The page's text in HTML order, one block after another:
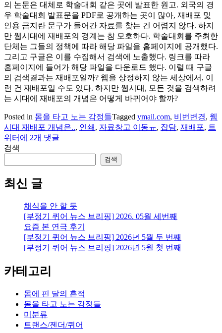
의 논문은 대체로 학술대회 같은 곳에 발표한 원고. 외국의 경
우 학술대회 발표문을 PDF로 공개하는 곳이 많아, 재배포 및
인용 금지란 문구가 들어간 자료를 찾는 건 어렵지 않다. 하지
만 웹시대에 재배포의 경계는 참 모호하다. 학술대회를 주최한
단체는 그들의 정책에 따라 해당 파일을 홈페이지에 공개했다.
그리고 구글은 이를 수집해서 검색에 노출했다. 링크를 따라
홈페이지에 들어가 해당 파일을 다운로드 했다. 이럴 때 구글
의 검색결과는 재배포일까? 웹을 상정하지 않는 세상에서, 이
런 건 재배포일 수도 있다. 하지만 웹시대, 모든 것을 검색하려
는 시대에 재배포의 개념은 어떻게 바뀌어야 할까?
Posted in 몸을 타고 노는 감정들Tagged ymail.com, 비번변경, 웹
시대 재배포 개념은.., 인쇄 , 자료창고 이동ㅠ, 잡담, 재배포, 트
위터 잡
번,
트
위
자
료
창
고
이
ymail,
쇄,
재
배
포
에 2개 댓글
검색
검색
최신 글
채식을 안 할 듯
[부정기 퀴어 뉴스 브리핑] 2026. 05월 세번째
요즘 본 연극 후기
[부정기 퀴어 뉴스 브리핑] 2026년 5월 두 번째
[부정기 퀴어 뉴스 브리핑] 2026년 5월 첫 번째
카테고리
몸에 핀 달의 흔적
몸을 타고 노는 감정들
미분류
트랜스/젠더/퀴어